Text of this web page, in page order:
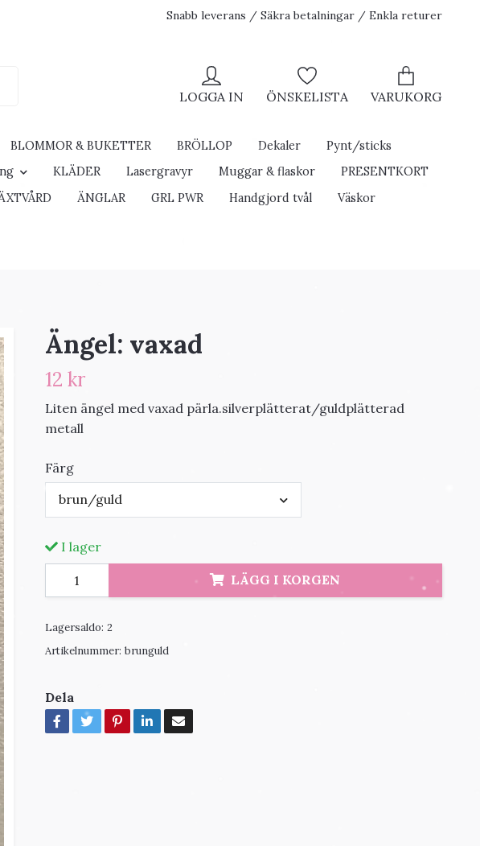
Snabb leverans / Säkra betalningar / Enkla returer
LOGGA IN ÖNSKELISTA VARUKORG
BLOMMOR & BUKETTER BRÖLLOP Dekaler
Pynt/sticks
KLÄDER Lasergravyr Muggar & flaskor
PRESENTKORT
ÄNGLAR GRL PWR Handgjord tvål
Väskor
Ängel: vaxad
12 kr
Liten ängel med vaxad pärla.silverplätterat/guldplätterad
metall
Färg
brun/guld
I lager
LÄGG I KORGEN
Lagersaldo: 2
Artikelnummer: brunguld
Dela